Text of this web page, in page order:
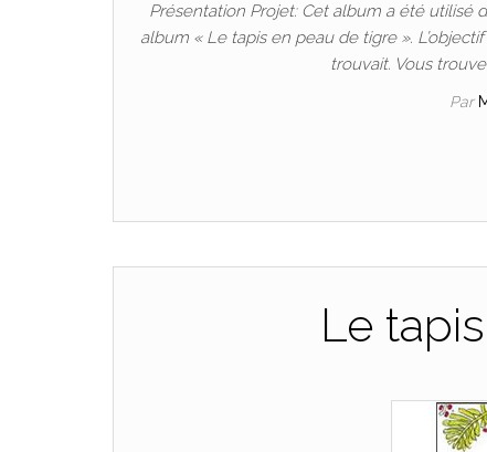
Présentation Projet: Cet album a été utilisé
album « Le tapis en peau de tigre ».
trouvait. Vous
Par
Le